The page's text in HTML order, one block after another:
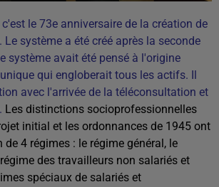
le 73e anniversaire de la création de
Le système a été créé après la seconde
système avait été pensé à l'origine
qui engloberait tous les actifs. Il
avec l'arrivée de la téléconsultation et
Les distinctions socioprofessionnelles
initial et les ordonnances de 1945 ont
4 régimes : le régime général, le
des travailleurs non salariés et
spéciaux de salariés et